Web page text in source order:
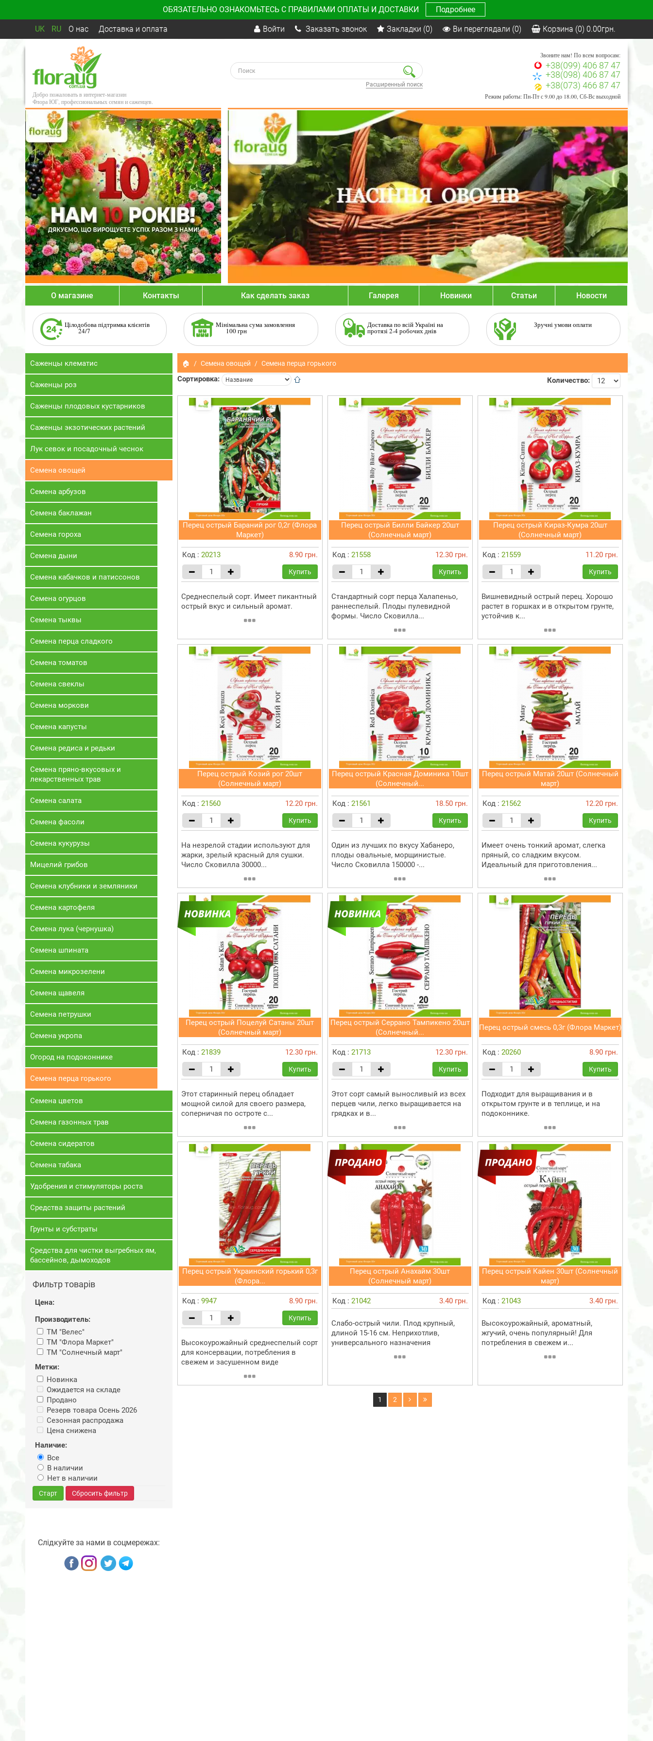
ОБЯЗАТЕЛЬНО ОЗНАКОМЬТЕСЬ С ПРАВИЛАМИ ОПЛАТЫ И ДОСТАВКИ Подробнее
UK RU О нас Доставка и оплата Войти Заказать звонок Закладки (0) Ви переглядали (0) Корзина (0) 0.00грн.
Добро пожаловать в интернет-магазин
Флора ЮГ, профессиональных семян и саженцев.
Расширенный поиск
Звоните нам! По всем вопросам:
+38(099) 406 87 47
+38(098) 406 87 47
+38(073) 466 87 47
Режим работы: Пн-Пт с 9.00 до 18.00, Сб-Вс выходной
О магазине Контакты Как сделать заказ Галерея Новинки Статьи Новости
Цілодобова підтримка клієнтів
24/7
Мінімальна сума замовлення
100 грн
Доставка по всій Україні на
протязі 2-4 робочих днів
Зручні умови оплати
Саженцы клематис
Саженцы роз
Саженцы плодовых кустарников
Саженцы экзотических растений
Лук севок и посадочный чеснок
Семена овощей
Семена арбузов
Семена баклажан
Семена гороха
Семена дыни
Семена кабачков и патиссонов
Семена огурцов
Семена тыквы
Семена перца сладкого
Семена томатов
Семена свеклы
Семена моркови
Семена капусты
Семена редиса и редьки
Семена пряно-вкусовых и
лекарственных трав
Семена салата
Семена фасоли
Семена кукурузы
Мицелий грибов
Семена клубники и земляники
Семена картофеля
Семена лука (чернушка)
Семена шпината
Семена микрозелени
Семена щавеля
Семена петрушки
Семена укропа
Огород на подоконнике
Семена перца горького
Семена цветов
Семена газонных трав
Семена сидератов
Семена табака
Удобрения и стимуляторы роста
Средства защиты растений
Грунты и субстраты
Средства для чистки выгребных ям,
бассейнов, дымоходов
Фильтр товарів
Цена:
Производитель:
ТМ "Велес"
ТМ "Флора Маркет"
ТМ "Солнечный март"
Метки:
Новинка
Ожидается на складе
Продано
Резерв товара Осень 2026
Сезонная распродажа
Цена снижена
Наличие:
Все
В наличии
Нет в наличии
Старт Сбросить фильтр
Слідкуйте за нами в соцмережах:
🏠 Семена овощей Семена перца горького
Сортировка: Количество:
Перец острый Бараний рог 0,2г (Флора
Маркет)
Код : 20213 8.90 грн.
Купить
Среднеспелый сорт. Имеет пикантный
острый вкус и сильный аромат.
Перец острый Билли Байкер 20шт
(Солнечный март)
Код : 21558 12.30 грн.
Купить
Стандартный сорт перца Халапеньо,
раннеспелый. Плоды пулевидной
формы. Число Сковилла...
Перец острый Кираз-Кумра 20шт
(Солнечный март)
Код : 21559 11.20 грн.
Купить
Вишневидный острый перец. Хорошо
растет в горшках и в открытом грунте,
устойчив к...
Перец острый Козий рог 20шт
(Солнечный март)
Код : 21560 12.20 грн.
Купить
На незрелой стадии используют для
жарки, зрелый красный для сушки.
Число Сковилла 30000...
Перец острый Красная Доминика 10шт
(Солнечный...
Код : 21561 18.50 грн.
Купить
Один из лучших по вкусу Хабанеро,
плоды овальные, морщинистые.
Число Сковилла 150000 -...
Перец острый Матай 20шт (Солнечный
март)
Код : 21562 12.20 грн.
Купить
Имеет очень тонкий аромат, слегка
пряный, со сладким вкусом.
Идеальный для приготовления...
Перец острый Поцелуй Сатаны 20шт
(Солнечный март)
Код : 21839 12.30 грн.
Купить
Этот старинный перец обладает
мощной силой для своего размера,
соперничая по остроте с...
Перец острый Серрано Тампикено 20шт
(Солнечный...
Код : 21713 12.30 грн.
Купить
Этот сорт самый выносливый из всех
перцев чили, легко выращивается на
грядках и в...
Перец острый смесь 0,3г (Флора Маркет)
Код : 20260 8.90 грн.
Купить
Подходит для выращивания и в
открытом грунте и в теплице, и на
подоконнике.
Перец острый Украинский горький 0,3г
(Флора...
Код : 9947 8.90 грн.
Купить
Высокоурожайный среднеспелый сорт
для консервации, потребления в
свежем и засушенном виде
Перец острый Анахайм 30шт
(Солнечный март)
Код : 21042 3.40 грн.
Слабо-острый чили. Плод крупный,
длиной 15-16 см. Неприхотлив,
универсального назначения
Перец острый Кайен 30шт (Солнечный
март)
Код : 21043 3.40 грн.
Высокоурожайный, ароматный,
жгучий, очень популярный! Для
потребления в свежем и...
1 2